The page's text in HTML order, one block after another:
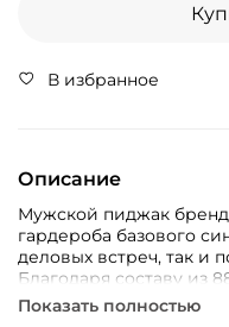
В избранное
Описание
Мужской пиджак
гардероба базового
деловых встреч, так и
Благодаря составу из
эластана, изделие
Показать полностью